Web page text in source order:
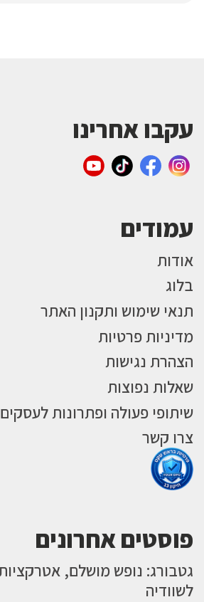
עקבו אחרינו
עמודים
אודות
בלוג
תנאי שימוש ותקנון האתר
מדיניות פרטיות
הצהרת נגישות
שאלות נפוצות
שיתופי פעולה ופתרונות לעסקים
צרו קשר
פוסטים אחרונים
לשוודיה